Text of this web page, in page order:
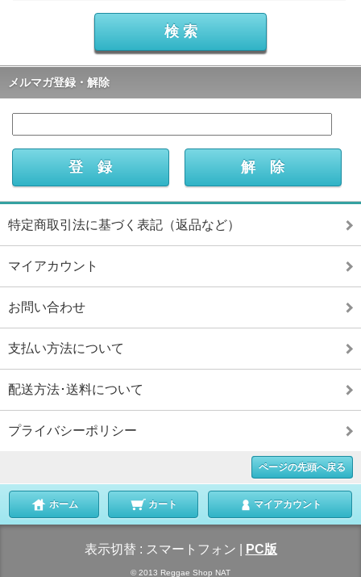
メルマガ登録・解除
特定商取引法に基づく表記（返品など）
マイアカウント
お問い合わせ
支払い方法について
配送方法･送料について
プライバシーポリシー
ページの先頭へ戻る
ホーム カート マイアカウント
表示切替 : スマートフォン PC版
© 2013 Reggae Shop NAT